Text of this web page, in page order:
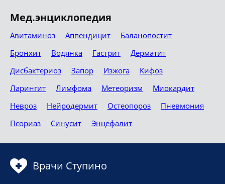
Мед.энциклопедия
Авитаминоз Аппендицит
Баланопостит
Бронхит
Водянка Гастрит
Дерматит
Дисбактериоз
Запор Изжога
Кифоз
Ларингит
Лимфома Метеоризм
Миокардит
Невроз
Нейродермит Остеопороз
Пневмония
Псориаз
Синусит Энцефалит
Врачи Ступино